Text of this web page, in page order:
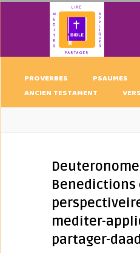
PROVERBES PSAUMES
ANCIEN TESTAMENT
Benedictions
mediter-
partager-